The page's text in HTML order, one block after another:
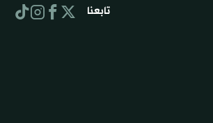
تابعنا